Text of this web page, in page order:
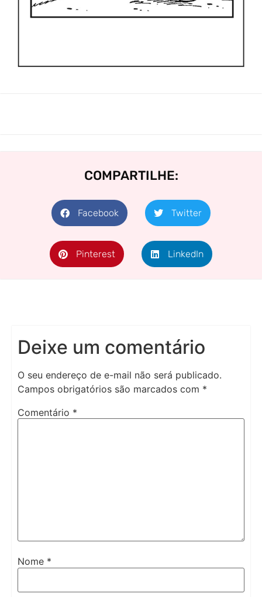
COMPARTILHE:
Facebook Twitter
Pinterest LinkedIn
Deixe um comentário
O seu endereço de e-mail não será publicado.
Campos obrigatórios são marcados com *
Comentário *
Nome *